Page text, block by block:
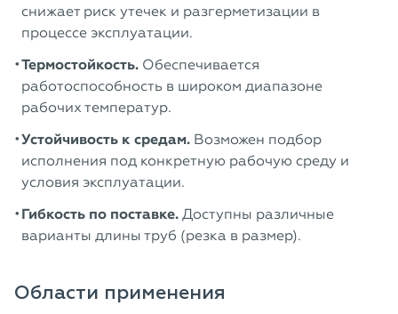
снижает риск утечек и разгерметизации в
процессе эксплуатации.
Термостойкость. Обеспечивается
работоспособность в широком диапазоне
рабочих температур.
Устойчивость к средам. Возможен подбор
исполнения под конкретную рабочую среду и
условия эксплуатации.
Гибкость по поставке. Доступны различные
варианты длины труб (резка в размер).
Области применения